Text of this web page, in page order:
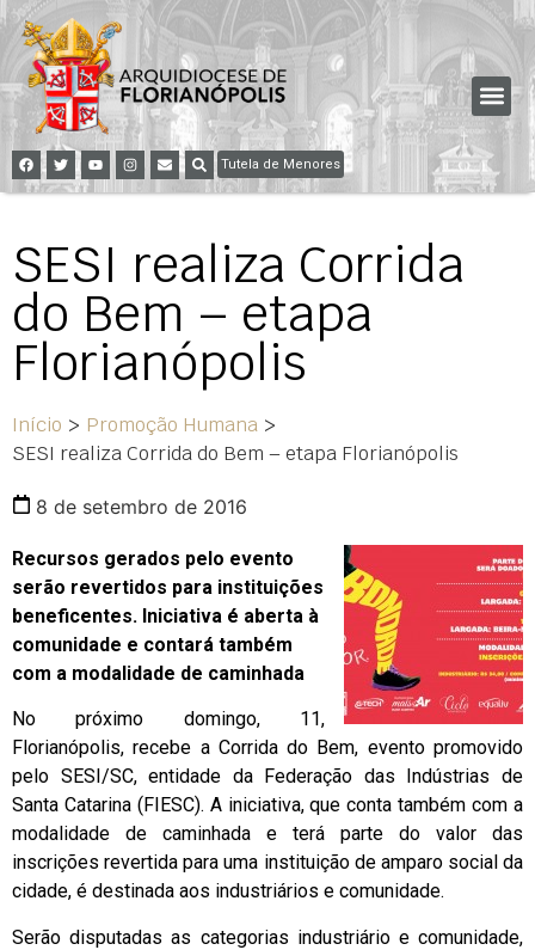
Tutela de Menores
SESI realiza Corrida
do Bem – etapa
Florianópolis
Início > Promoção Humana >
SESI realiza Corrida do Bem – etapa Florianópolis
8 de setembro de 2016
Recursos gerados pelo evento
serão revertidos para instituições
beneficentes. Iniciativa é aberta à
comunidade e contará também
com a modalidade de caminhada
No próximo domingo, 11,
Florianópolis, recebe a Corrida do Bem, evento promovido
pelo SESI/SC, entidade da Federação das Indústrias de
Santa Catarina (FIESC). A iniciativa, que conta também com a
modalidade de caminhada e terá parte do valor das
inscrições revertida para uma instituição de amparo social da
cidade, é destinada aos industriários e comunidade.
Serão disputadas as categorias industriário e comunidade,